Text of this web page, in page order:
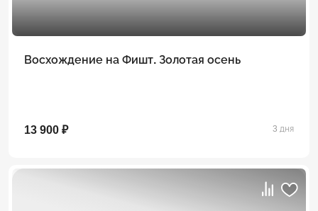
Восхождение на Фишт. Золотая осень
13 900 ₽ 3 дня